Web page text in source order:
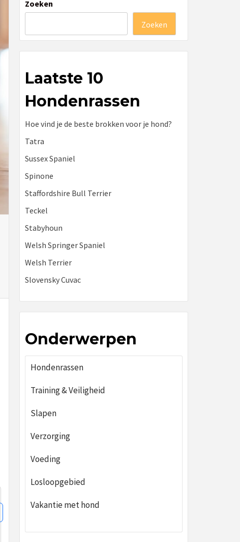
Zoeken
Zoeken
Laatste 10
Hondenrassen
Hoe vind je de beste brokken voor je hond?
Tatra
Sussex Spaniel
Spinone
Staffordshire Bull Terrier
Teckel
Stabyhoun
Welsh Springer Spaniel
Welsh Terrier
Slovensky Cuvac
Onderwerpen
Hondenrassen
Training & Veiligheid
Slapen
Verzorging
Voeding
Losloopgebied
Vakantie met hond